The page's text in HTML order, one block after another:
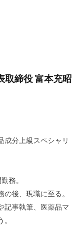
取締役 富本充昭
成分上級スペシャリ
務。
後、現職に至る。
記事執筆、医薬品マ